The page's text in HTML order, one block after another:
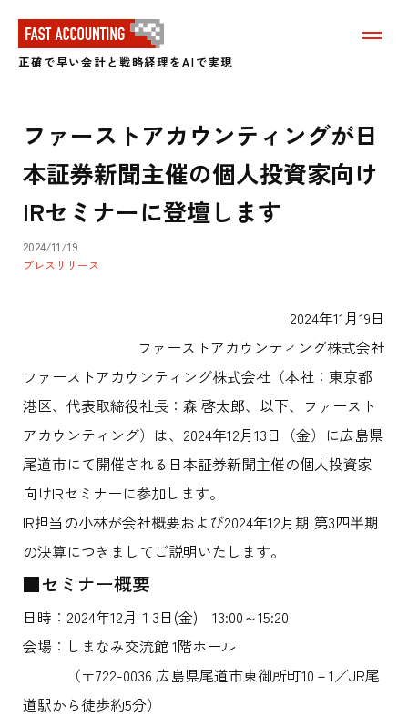
正確で早い会計と戦略経理をAIで実現
メ
表
示
る
ファーストアカウンティングが日
本証券新聞主催の個人投資家向け
IRセミナーに登壇します
2024/11/19
プレスリリース
2024年11月19日
ファーストアカウンティング株式会社
ファーストアカウンティング株式会社（本社：東京都
港区、代表取締役社長：森 啓太郎、以下、ファースト
アカウンティング）は、2024年12月13日（金）に広島県
尾道市にて開催される日本証券新聞主催の個人投資家
向けIRセミナーに参加します。
IR担当の小林が会社概要および2024年12月期 第3四半期
の決算につきましてご説明いたします。
■セミナー概要
日時：2024年12月１3日(金) 13:00～15:20
会場：しまなみ交流館 1階ホール
（〒722-0036 広島県尾道市東御所町10－1／JR尾
道駅から徒歩約5分）